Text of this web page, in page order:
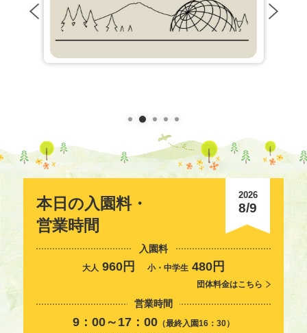
2026
8/9
本日の入園料・
営業時間
入園料
大人 960円 小・中学生 480円
団体料金はこちら
営業時間
9：00～17：00 （最終入園16：30）